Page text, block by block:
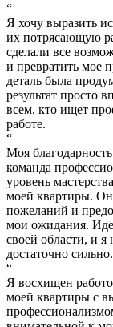
“
Я хочу выразить
их потрясающую
сделали все
и превратить мое
деталь была
результат просто
всем, кто ищет
работе.
“
Моя
команда
уровень
моей квартиры.
пожеланий и
мои ожидания.
своей области, и я
достаточно сильно.
“
Я восхищен
моей квартиры с